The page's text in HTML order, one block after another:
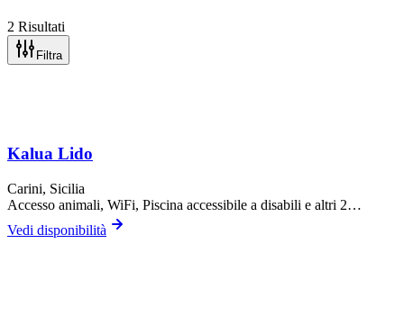
2 Risultati
Filtra
Kalua Lido
Carini, Sicilia
Accesso animali, WiFi, Piscina accessibile a disabili e altri 2…
Vedi disponibilità